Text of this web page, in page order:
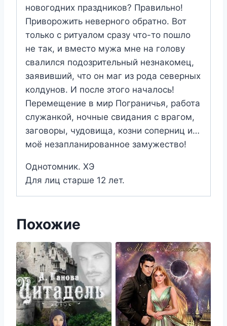
новогодних праздников? Правильно!
Приворожить неверного обратно. Вот
только с ритуалом сразу что-то пошло
не так, и вместо мужа мне на голову
свалился подозрительный незнакомец,
заявивший, что он маг из рода северных
колдунов. И после этого началось!
Перемещение в мир Пограничья, работа
служанкой, ночные свидания с врагом,
заговоры, чудовища, козни соперниц и…
моё незапланированное замужество!
Однотомник. ХЭ
Для лиц старше 12 лет.
Похожие